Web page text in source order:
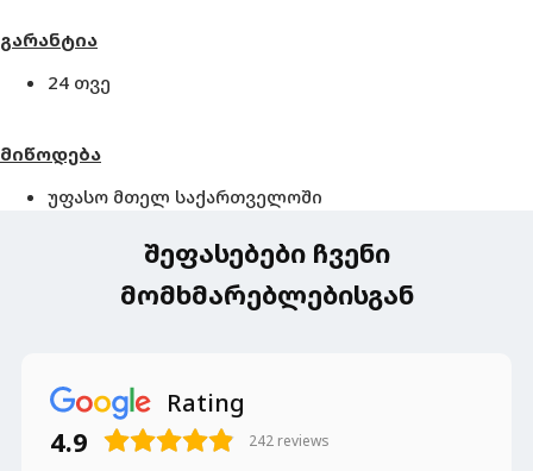
გარანტია
24 თვე
მიწოდება
უფასო მთელ საქართველოში
შეფასებები ჩვენი
მომხმარებლებისგან
Rating
4.9 242 reviews